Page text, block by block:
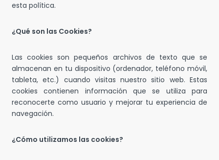
esta política.
¿Qué son las Cookies?
Las cookies son pequeños archivos de texto que se
almacenan en tu dispositivo (ordenador, teléfono móvil,
tableta, etc.) cuando visitas nuestro sitio web. Estas
cookies contienen información que se utiliza para
reconocerte como usuario y mejorar tu experiencia de
navegación.
¿Cómo utilizamos las cookies?